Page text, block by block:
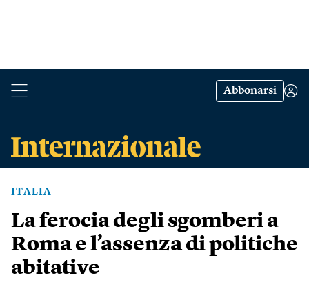
Abbonarsi
ITALIA
La ferocia degli sgomberi a
Roma e l’assenza di politiche
abitative